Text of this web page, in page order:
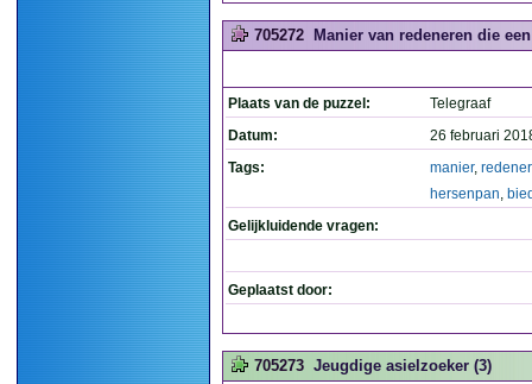
705272 Manier van redeneren die
Plaats van de puzzel:
Telegraaf
Datum:
26 februari
Tags:
manier,
hersenpan,
Gelijkluidende vragen:
Geplaatst door:
705273 Jeugdige asielzoeker (3)